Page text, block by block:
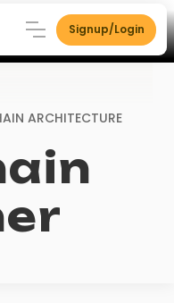
Signup/Login
ARCHITECTURE